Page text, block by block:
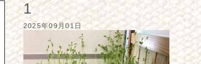
1
2025年09月01日